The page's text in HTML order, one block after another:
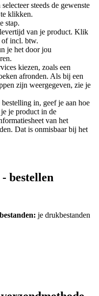
steeds de gewenste
klikken.
stap.
van je product. Klik
of incl. btw.
je het door jou
kiezen, zoals een
afronden. Als bij een
zijn weergegeven, zie je
in, geef je aan hoe
je product in de
van het
Dat is onmisbaar bij het
- bestellen
je drukbestanden